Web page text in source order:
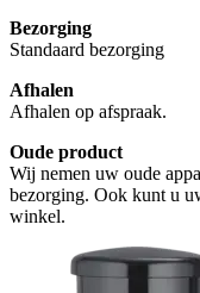
Bezorging
Standaard bezorging
Afhalen
Afhalen op afspraak.
Oude product
Wij nemen uw oude
bezorging. Ook kunt u
winkel.